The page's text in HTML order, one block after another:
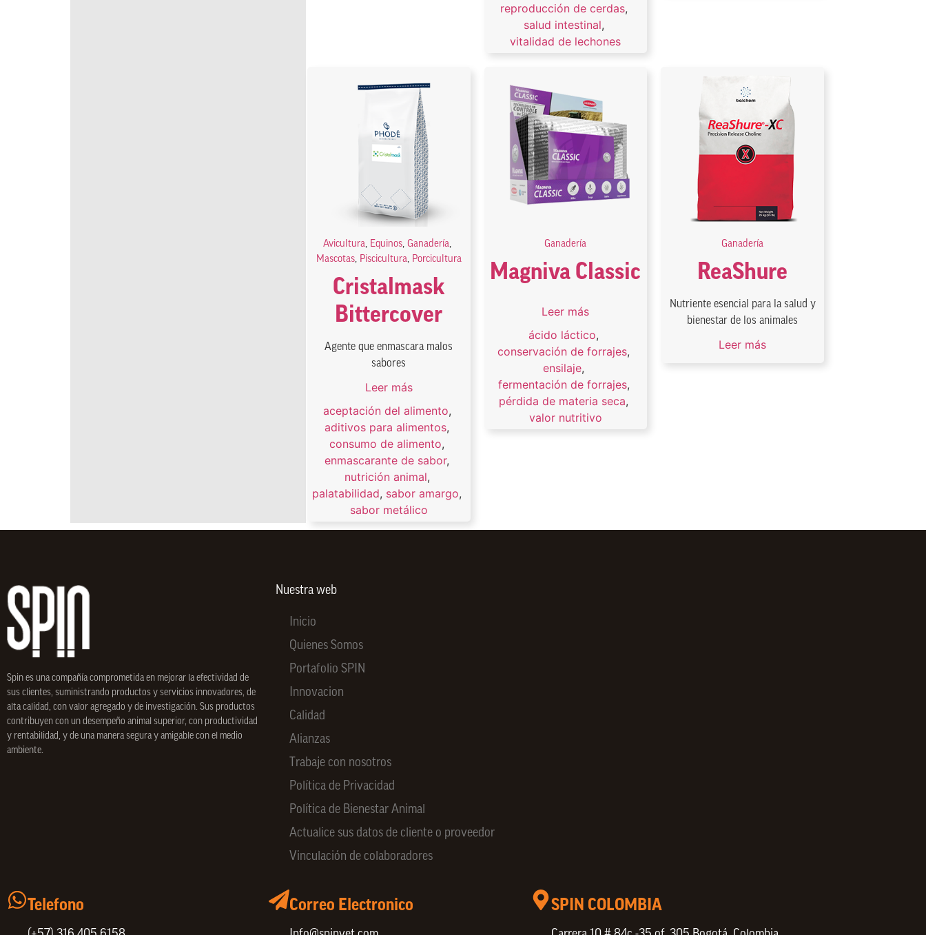
reproducción de cerdas,
salud intestinal,
vitalidad de lechones
Avicultura, Equinos,Ganadería,
Mascotas, Piscicultura, Porcicultura
Cristalmask
Bittercover
Agente que enmascara malos
sabores
Leer más
aceptación del alimento,
aditivos para alimentos,
consumo de alimento,
enmascarante de sabor,
nutrición animal,
palatabilidad, sabor amargo,
sabor metálico
Ganadería
Magniva Classic
Leer más
ácido láctico,
conservación de forrajes,
ensilaje,
fermentación de forrajes,
pérdida de materia seca,
valor nutritivo
Ganadería
ReaShure
Nutriente esencial para la salud y
bienestar de los animales
Leer más
Spin es una compañía comprometida en mejorar la efectividad de
sus clientes, suministrando productos y servicios innovadores, de
alta calidad, con valor agregado y de investigación. Sus productos
contribuyen con un desempeño animal superior, con productividad
y rentabilidad, y de una manera segura y amigable con el medio
ambiente.
Nuestra web
Inicio
Quienes Somos
Portafolio SPIN
Innovacion
Calidad
Alianzas
Trabaje con nosotros
Política de Privacidad
Política de Bienestar Animal
Actualice sus datos de cliente o proveedor
Vinculación de colaboradores
Telefono Correo Electronico SPIN COLOMBIA